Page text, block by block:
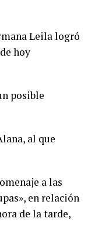
Leila logró
hoy
posible
al que
a las
en relación
de la tarde,